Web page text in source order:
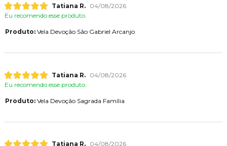
Tatiana R.
04/08/2026
Eu recomendo esse produto.
Produto:Vela Devoção São Gabriel Arcanjo
Tatiana R.
04/08/2026
Eu recomendo esse produto.
Produto:Vela Devoção Sagrada Família
Tatiana R.
04/08/2026